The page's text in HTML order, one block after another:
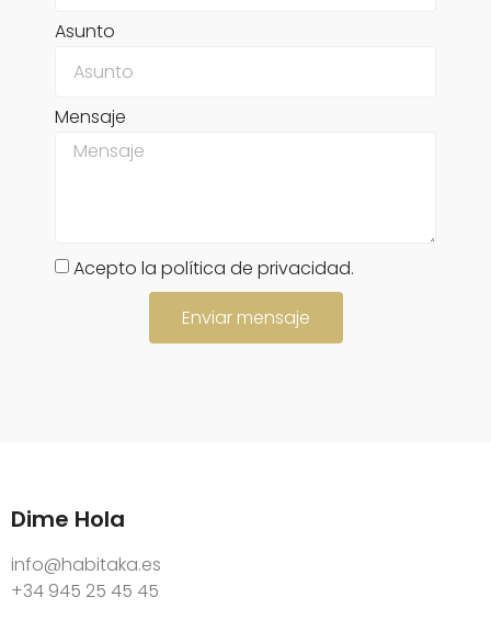
Asunto
Mensaje
Acepto la política de privacidad.
Enviar mensaje
Dime Hola
info@habitaka.es
+34 945 25 45 45